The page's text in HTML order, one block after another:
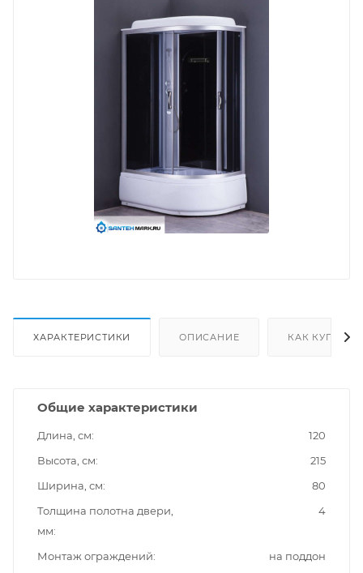
ХАРАКТЕРИСТИКИ ОПИСАНИЕ КАК КУПИТЬ
Общие характеристики
Длина, см
120
Высота, см
215
Ширина, см
80
Толщина полотна двери,
мм
4
Монтаж ограждений на поддон